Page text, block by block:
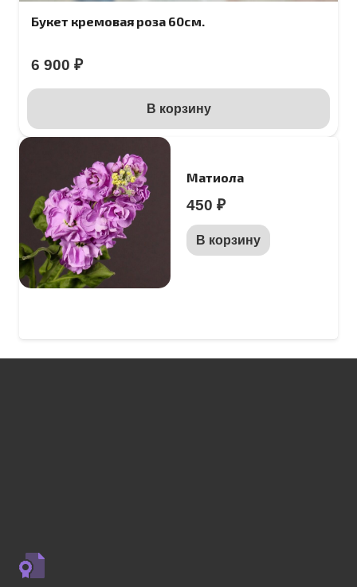
Букет кремовая роза 60см.
6 900 ₽
В корзину
Матиола
450 ₽
В корзину